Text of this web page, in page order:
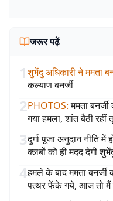
जरूर पढ़ें
1शुभेंदु अधिकारी ने ममता
कल्याण बनर्जी
2PHOTOS: ममता
गया हमला, शांत बैठी रहीं
3दुर्गा पूजा अनुदान नीति
क्लबों को ही मदद देगी
4हमले के बाद ममता बनर्जी
पत्थर फेंके गये, आज तो मैं